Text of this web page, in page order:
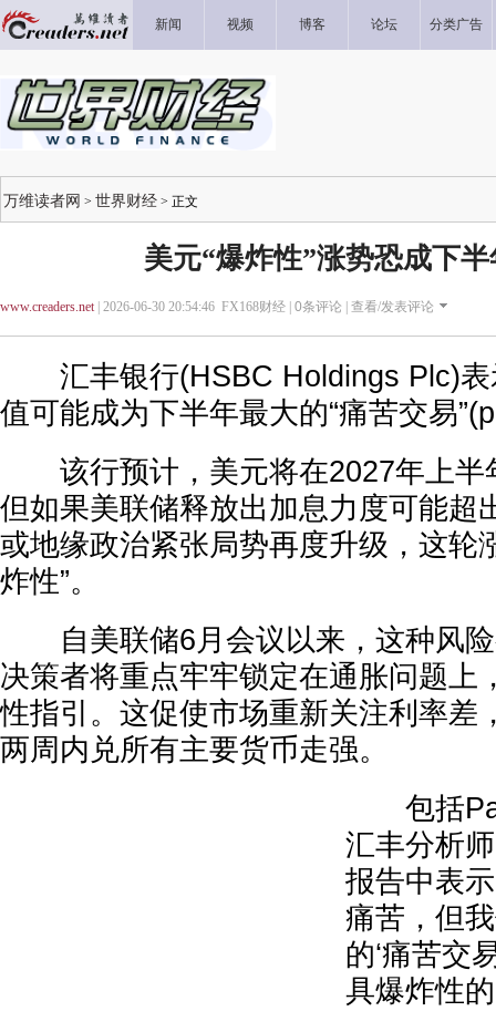
新闻 视频 博客 论坛 分类广告
万维读者网 > 世界财经 > 正文
美元“爆炸性”涨势恐成下
www.creaders.net| 2026-06-30 20:54:46 FX168财经 | 0条评论 | 查看/发表评论
汇丰银行(HSBC Holdings Plc)表
值可能成为下半年最大的“痛苦交易
该行预计，美元将在2027年上半
但如果美联储释放出加息力度可能超
或地缘政治紧张局势再度升级，这轮
炸性”。
自美联储6月会议以来，这种风险
决策者将重点牢牢锁定在通胀问题上
性指引。这促使市场重新关注利率差
两周内兑所有主要货币走强。
包括
汇丰分析
报告中表
痛苦，但
的‘痛苦交
具爆炸性